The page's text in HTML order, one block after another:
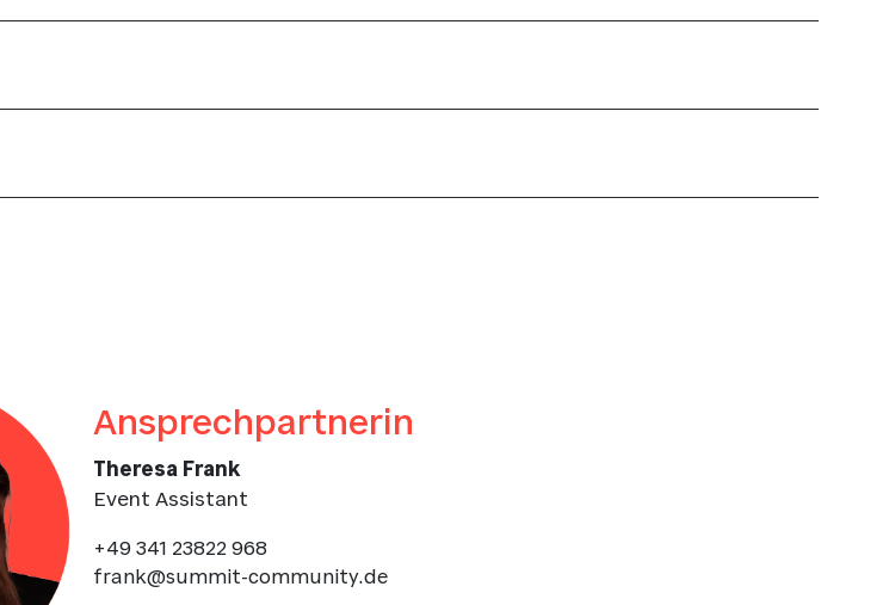
Ansprechpartnerin
Theresa Frank
Event Assistant
+49 341 23822 968
frank@summit-community.de